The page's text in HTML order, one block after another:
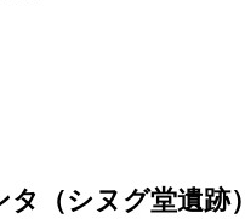
タ（シヌグ堂遺跡